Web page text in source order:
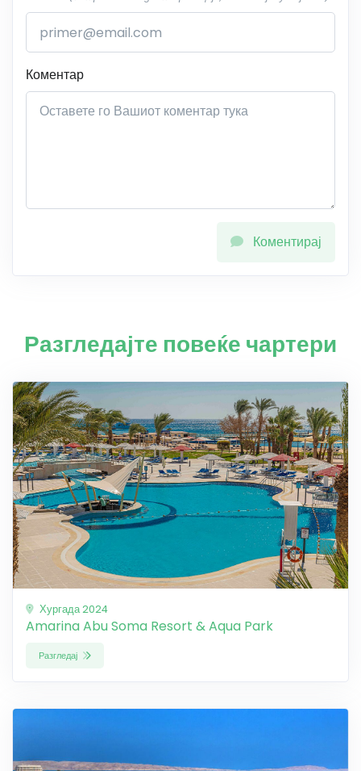
Коментар
Коментирај
Разгледајте повеќе чартери
Хургада 2024
Amarina Abu Soma Resort & Aqua Park
Разгледај